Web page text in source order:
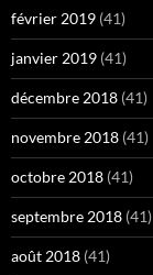
février 2019 (41)
janvier 2019 (41)
décembre 2018 (41)
novembre 2018 (41)
octobre 2018 (41)
septembre 2018 (41)
août 2018 (41)